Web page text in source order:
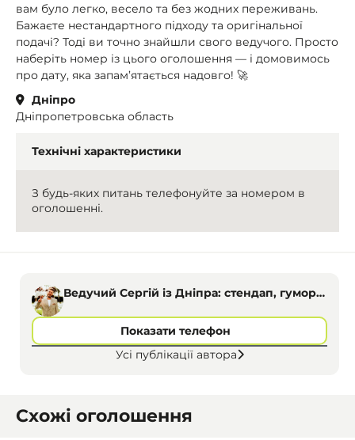
вам було легко, весело та без жодних переживань.
Бажаєте нестандартного підходу та оригінальної
подачі? Тоді ви точно знайшли свого ведучого. Просто
наберіть номер із цього оголошення — і домовимось
про дату, яка запам’ятається надовго! 🚀
Дніпро
Дніпропетровська область
Технічні характеристики
З будь-яких питань телефонуйте за номером в
оголошенні.
Ведучий Сергій із Дніпра: стендап, гумор,
Показати телефон
Усі публікації автора
Схожі оголошення